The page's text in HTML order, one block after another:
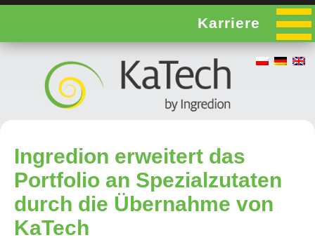
Karriere
Ingredion erweitert das
Portfolio an Spezialzutaten
durch die Übernahme von
KaTech